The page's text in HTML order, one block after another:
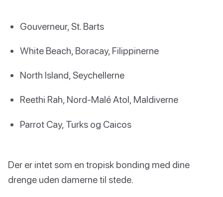
Gouverneur, St. Barts
White Beach, Boracay, Filippinerne
North Island, Seychellerne
Reethi Rah, Nord-Malé Atol, Maldiverne
Parrot Cay, Turks og Caicos
Der er intet som en tropisk bonding med dine
drenge uden damerne til stede.